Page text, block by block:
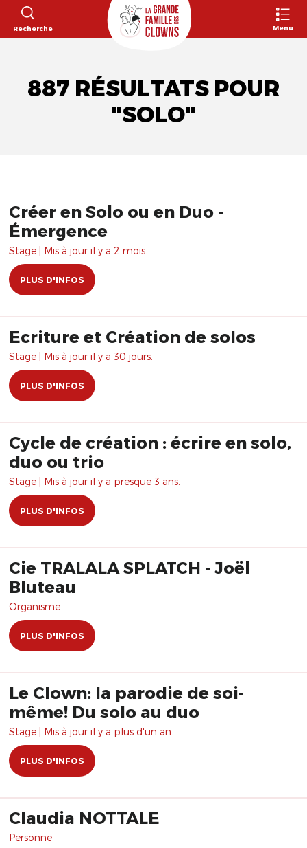
Recherche Menu
887 RÉSULTATS POUR
"SOLO"
Créer en Solo ou en Duo -
Émergence
Stage | Mis à jour il y a 2 mois.
PLUS D'INFOS
Ecriture et Création de solos
Stage | Mis à jour il y a 30 jours.
PLUS D'INFOS
Cycle de création : écrire en solo,
duo ou trio
Stage | Mis à jour il y a presque 3 ans.
PLUS D'INFOS
Cie TRALALA SPLATCH - Joël
Bluteau
Organisme
PLUS D'INFOS
Le Clown: la parodie de soi-
même! Du solo au duo
Stage | Mis à jour il y a plus d'un an.
PLUS D'INFOS
Claudia NOTTALE
Personne